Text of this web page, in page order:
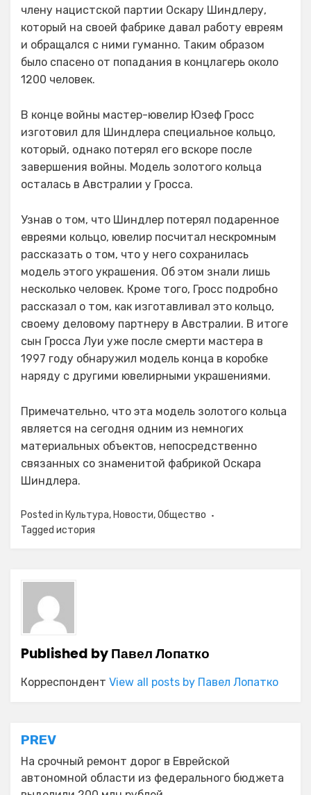
члену нацистской партии Оскару Шиндлеру,
который на своей фабрике давал работу евреям
и обращался с ними гуманно. Таким образом
было спасено от попадания в концлагерь около
1200 человек.
В конце войны мастер-ювелир Юзеф Гросс
изготовил для Шиндлера специальное кольцо,
который, однако потерял его вскоре после
завершения войны. Модель золотого кольца
осталась в Австралии у Гросса.
Узнав о том, что Шиндлер потерял подаренное
евреями кольцо, ювелир посчитал нескромным
рассказать о том, что у него сохранилась
модель этого украшения. Об этом знали лишь
несколько человек. Кроме того, Гросс подробно
рассказал о том, как изготавливал это кольцо,
своему деловому партнеру в Австралии. В итоге
сын Гросса Луи уже после смерти мастера в
1997 году обнаружил модель конца в коробке
наряду с другими ювелирными украшениями.
Примечательно, что эта модель золотого кольца
является на сегодня одним из немногих
материальных объектов, непосредственно
связанных со знаменитой фабрикой Оскара
Шиндлера.
Posted in Культура, Новости,Общество
Tagged история
Published byПавел Лопатко
Корреспондент View all posts by Павел Лопатко
Навигация
по
записям
PREV
На срочный ремонт дорог в Еврейской
автономной области из федерального бюджета